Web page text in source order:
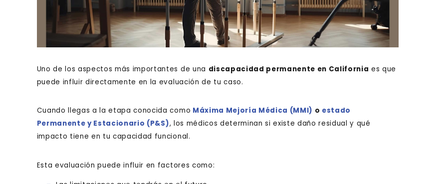
Uno de los aspectos más importantes de una discapacidad permanente en California es que
puede influir directamente en la evaluación de tu caso.
Cuando llegas a la etapa conocida como Máxima Mejoría Médica (MMI) o estado
Permanente y Estacionario (P&S), los médicos determinan si existe daño residual y qué
impacto tiene en tu capacidad funcional.
Esta evaluación puede influir en factores como: